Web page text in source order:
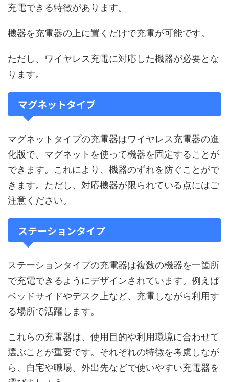
充電できる特徴があります。
機器を充電器の上に置くだけで充電が可能です。
ただし、ワイヤレス充電に対応した機器が必要とな
ります。
マグネットタイプ
マグネットタイプの充電器はワイヤレス充電器の進
化版で、マグネットを使って機器を固定することが
できます。これにより、機器のずれを防ぐことがで
きます。ただし、対応機器が限られている点にはご
注意ください。
ステーションタイプ
ステーションタイプの充電器は複数の機器を一箇所
で充電できるようにデザインされています。例えば
ベッドサイドやデスク上など、充電しながら利用す
る場所で活躍します。
これらの充電器は、使用目的や利用環境に合わせて
選ぶことが重要です。それぞれの特徴を考慮しなが
ら、自宅や職場、外出先などで使いやすい充電器を